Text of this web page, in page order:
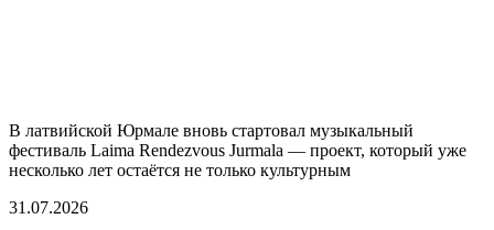
В латвийской Юрмале вновь стартовал музыкальный
фестиваль Laima Rendezvous Jurmala — проект, который уже
несколько лет остаётся не только культурным
31.07.2026